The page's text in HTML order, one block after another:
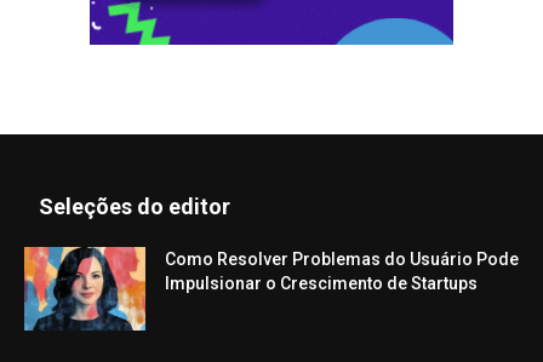
Seleções do editor
Como Resolver Problemas do Usuário Pode
Impulsionar o Crescimento de Startups